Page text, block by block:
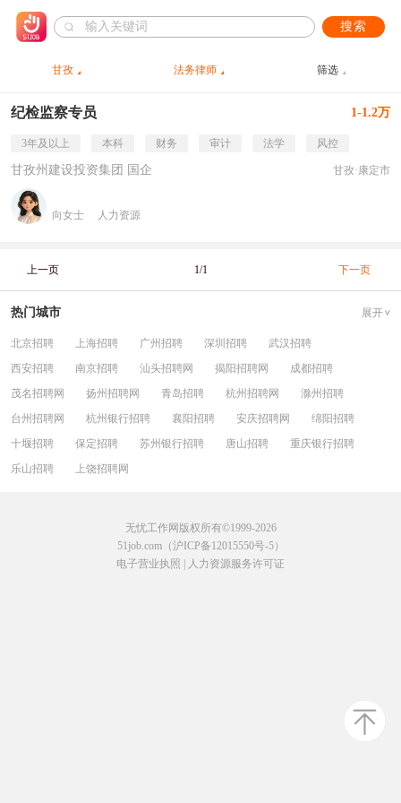
搜索
甘孜 法务律师 筛选
纪检监察专员 1-1.2万
3年及以上 本科 财务 审计 法学 风控
甘孜州建设投资集团 国企 甘孜·康定市
向女士 人力资源
上一页 1/1 下一页
热门城市 展开
北京招聘 上海招聘 广州招聘 深圳招聘
武汉招聘
西安招聘
南京招聘 汕头招聘网 揭阳招聘网
成都招聘
茂名招聘网
扬州招聘网 青岛招聘 杭州招聘网
滁州招聘
台州招聘网
杭州银行招聘 襄阳招聘 安庆招聘网
绵阳招聘
十堰招聘
保定招聘 苏州银行招聘 唐山招聘
重庆银行招聘
乐山招聘
上饶招聘网
无忧工作网版权所有©1999-2026
51job.com（沪ICP备12015550号-5）
电子营业执照
人力资源服务许可证